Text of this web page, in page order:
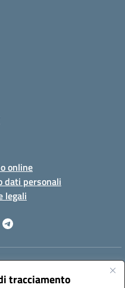
tracciamento
online
dati personali
legali